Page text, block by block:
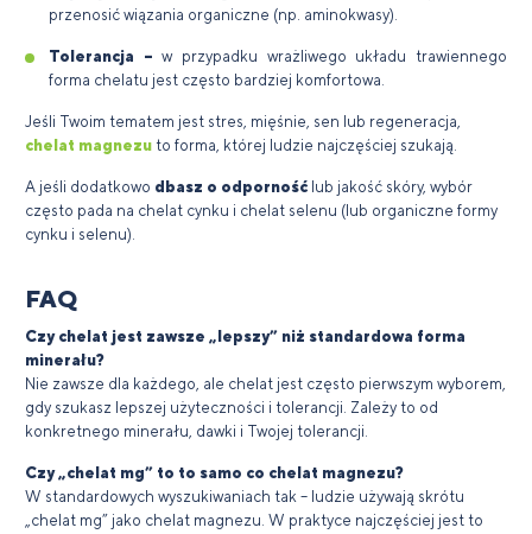
przenosić wiązania organiczne (np. aminokwasy).
Tolerancja – w przypadku wrażliwego układu trawiennego
forma chelatu jest często bardziej komfortowa.
Jeśli Twoim tematem jest stres, mięśnie, sen lub regeneracja,
chelat magnezu to forma, której ludzie najczęściej szukają.
A jeśli dodatkowo dbasz o odporność lub jakość skóry, wybór
często pada na chelat cynku i chelat selenu (lub organiczne formy
cynku i selenu).
FAQ
Czy chelat jest zawsze „lepszy” niż standardowa forma
minerału?
Nie zawsze dla każdego, ale chelat jest często pierwszym wyborem,
gdy szukasz lepszej użyteczności i tolerancji. Zależy to od
konkretnego minerału, dawki i Twojej tolerancji.
Czy „chelat mg” to to samo co chelat magnezu?
W standardowych wyszukiwaniach tak – ludzie używają skrótu
„chelat mg” jako chelat magnezu. W praktyce najczęściej jest to